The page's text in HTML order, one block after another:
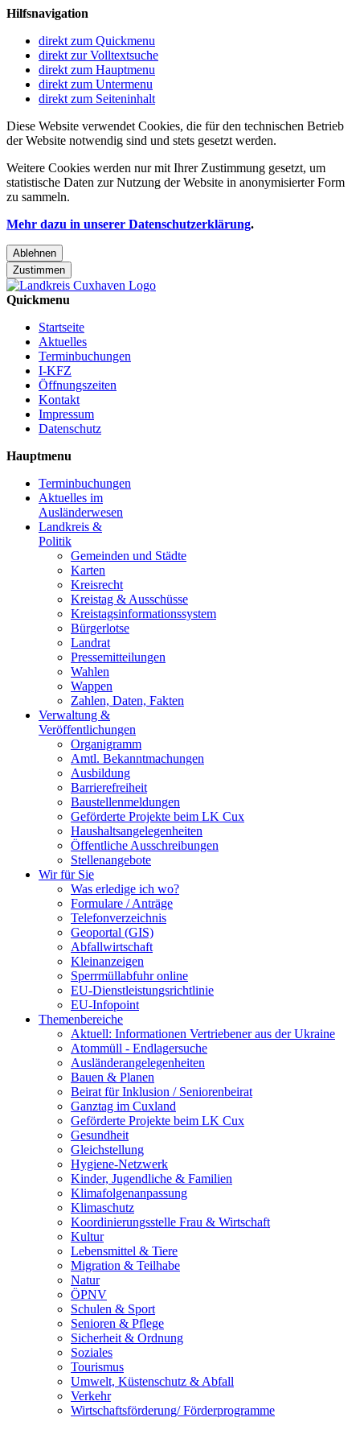
Hilfsnavigation
direkt zum Quickmenu
direkt zur Volltextsuche
direkt zum Hauptmenu
direkt zum Untermenu
direkt zum Seiteninhalt
Diese Website verwendet Cookies, die für den technischen Betrieb
der Website notwendig sind und stets gesetzt werden.
Weitere Cookies werden nur mit Ihrer Zustimmung gesetzt, um
statistische Daten zur Nutzung der Website in anonymisierter Form
zu sammeln.
Mehr dazu in unserer Datenschutzerklärung.
Ablehnen
Zustimmen
Quickmenu
Startseite
Aktuelles
Terminbuchungen
I-KFZ
Öffnungszeiten
Kontakt
Impressum
Datenschutz
Hauptmenu
Terminbuchungen
Aktuelles im
Ausländerwesen
Landkreis &
Politik
Gemeinden und Städte
Karten
Kreisrecht
Kreistag & Ausschüsse
Kreistagsinformationssystem
Bürgerlotse
Landrat
Pressemitteilungen
Wahlen
Wappen
Zahlen, Daten, Fakten
Verwaltung &
Veröffentlichungen
Organigramm
Amtl. Bekanntmachungen
Ausbildung
Barrierefreiheit
Baustellenmeldungen
Geförderte Projekte beim LK Cux
Haushaltsangelegenheiten
Öffentliche Ausschreibungen
Stellenangebote
Wir für Sie
Was erledige ich wo?
Formulare / Anträge
Telefonverzeichnis
Geoportal (GIS)
Abfallwirtschaft
Kleinanzeigen
Sperrmüllabfuhr online
EU-Dienstleistungsrichtlinie
EU-Infopoint
Themenbereiche
Aktuell: Informationen Vertriebener aus der Ukraine
Atommüll - Endlagersuche
Ausländerangelegenheiten
Bauen & Planen
Beirat für Inklusion / Seniorenbeirat
Ganztag im Cuxland
Geförderte Projekte beim LK Cux
Gesundheit
Gleichstellung
Hygiene-Netzwerk
Kinder, Jugendliche & Familien
Klimafolgenanpassung
Klimaschutz
Koordinierungsstelle Frau & Wirtschaft
Kultur
Lebensmittel & Tiere
Migration & Teilhabe
Natur
ÖPNV
Schulen & Sport
Senioren & Pflege
Sicherheit & Ordnung
Soziales
Tourismus
Umwelt, Küstenschutz & Abfall
Verkehr
Wirtschaftsförderung/ Förderprogramme